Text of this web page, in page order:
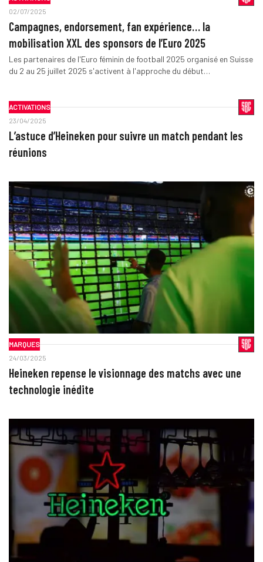
02/07/2025
Campagnes, endorsement, fan expérience… la
mobilisation XXL des sponsors de l’Euro 2025
Les partenaires de l'Euro féminin de football 2025 organisé en Suisse
du 2 au 25 juillet 2025 s'activent à l'approche du début…
ACTIVATIONS
23/04/2025
L’astuce d’Heineken pour suivre un match pendant les
réunions
MARQUES
24/03/2025
Heineken repense le visionnage des matchs avec une
technologie inédite